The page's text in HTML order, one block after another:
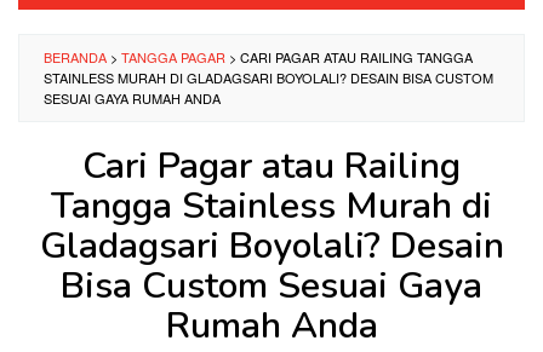
BERANDA > TANGGA PAGAR > CARI PAGAR ATAU RAILING TANGGA
STAINLESS MURAH DI GLADAGSARI BOYOLALI? DESAIN BISA CUSTOM
SESUAI GAYA RUMAH ANDA
Cari Pagar atau Railing
Tangga Stainless Murah di
Gladagsari Boyolali? Desain
Bisa Custom Sesuai Gaya
Rumah Anda